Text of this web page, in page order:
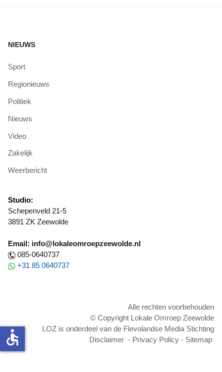
NIEUWS
Sport
Regionieuws
Politiek
Nieuws
Video
Zakelijk
Weerbericht
Studio:
Schepenveld 21-5
3891 ZK Zeewolde
Email: info@lokaleomroepzeewolde.nl
085-0640737
+31 85 0640737
Alle rechten voorbehouden
© Copyright Lokale Omroep Zeewolde
LOZ is onderdeel van de Flevolandse Media Stichting
Disclaimer - Privacy Policy - Sitemap
accessible